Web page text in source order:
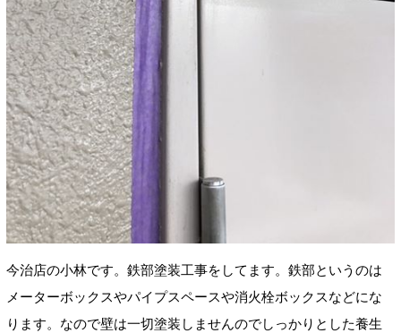
今治店の小林です。鉄部塗装工事をしてます。鉄部というのは
メーターボックスやパイプスペースや消火栓ボックスなどにな
ります。なので壁は一切塗装しませんのでしっかりとした養生